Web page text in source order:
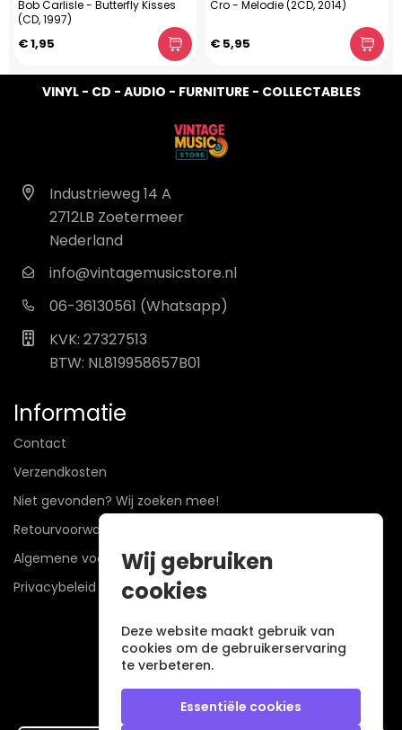
Bob Carlisle - Butterfly Kisses
(CD, 1997)
€ 1,95
Cro - Melodie (2CD, 2014)
€ 5,95
VINYL - CD - AUDIO - FURNITURE - COLLECTABLES
Industrieweg 14 A
2712LB Zoetermeer
Nederland
info@vintagemusicstore.nl
06-36130561 (Whatsapp)
KVK: 27327513
BTW: NL819958657B01
Informatie
Contact
Verzendkosten
Niet gevonden? Wij zoeken mee!
Retourvoorwaarden
Algemene voorwaarden
Privacybeleid
Wij gebruiken
cookies
Deze website maakt gebruik van
cookies om de gebruikerservaring
te verbeteren.
Essentiële cookies